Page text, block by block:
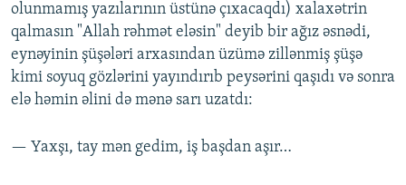
olunmamış yazılarının üstünə çıxacaqdı) xalaxətrin
qalmasın "Allah rəhmət eləsin" deyib bir ağız əsnədi,
eynəyinin şüşələri arxasından üzümə zillənmiş şüşə
kimi soyuq gözlərini yayındırıb peysərini qaşıdı və sonra
elə həmin əlini də mənə sarı uzatdı:
— Yaxşı, tay mən gedim, iş başdan aşır…